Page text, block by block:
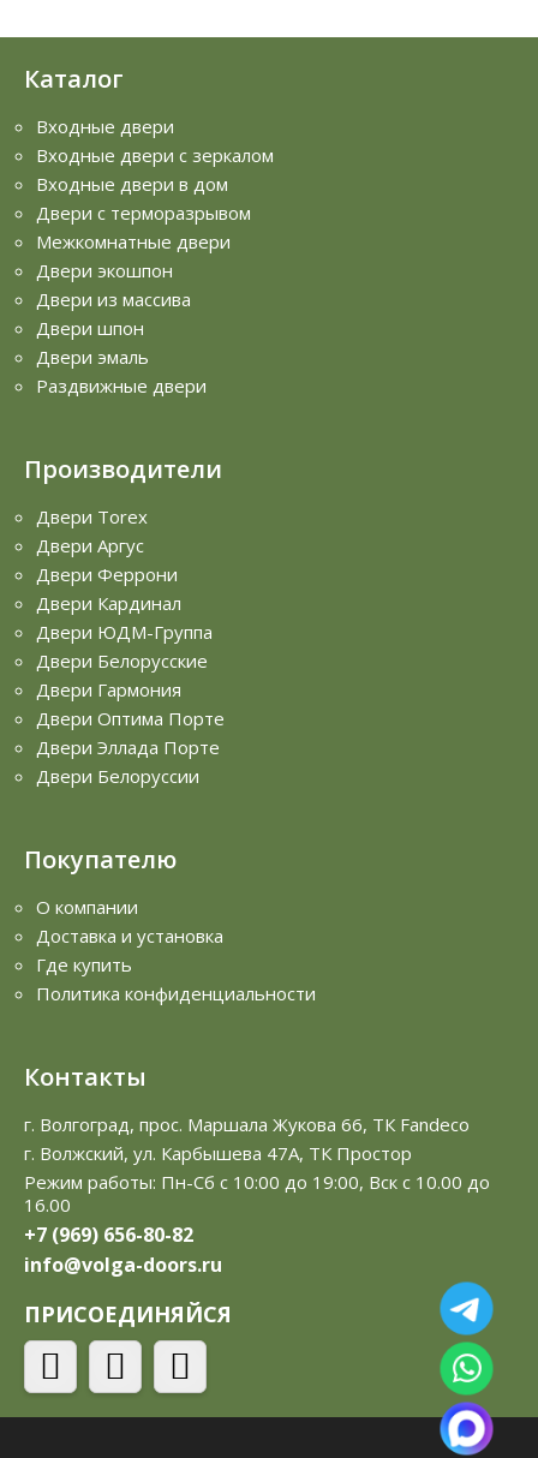
Каталог
Входные двери
Входные двери с зеркалом
Входные двери в дом
Двери с терморазрывом
Межкомнатные двери
Двери экошпон
Двери из массива
Двери шпон
Двери эмаль
Раздвижные двери
Производители
Двери Torex
Двери Аргус
Двери Феррони
Двери Кардинал
Двери ЮДМ-Группа
Двери Белорусские
Двери Гармония
Двери Оптима Порте
Двери Эллада Порте
Двери Белоруссии
Покупателю
О компании
Доставка и установка
Где купить
Политика конфиденциальности
Контакты
г. Волгоград, прос. Маршала Жукова 66, ТК Fandeco
г. Волжский, ул. Карбышева 47А, ТК Простор
Режим работы: Пн-Сб с 10:00 до 19:00, Вск с 10.00 до
16.00
+7 (969) 656-80-82
info@volga-doors.ru
ПРИСОЕДИНЯЙСЯ